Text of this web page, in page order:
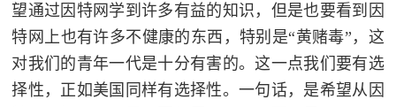
望通过因特网学到许多有益的知识，但是也要看到因
特网上也有许多不健康的东西，特别是“黄赌毒”，这
对我们的青年一代是十分有害的。这一点我们要有选
择性，正如美国同样有选择性。一句话，是希望从因